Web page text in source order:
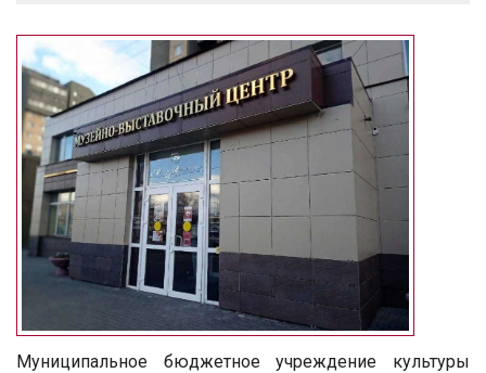
Муниципальное бюджетное учреждение культуры